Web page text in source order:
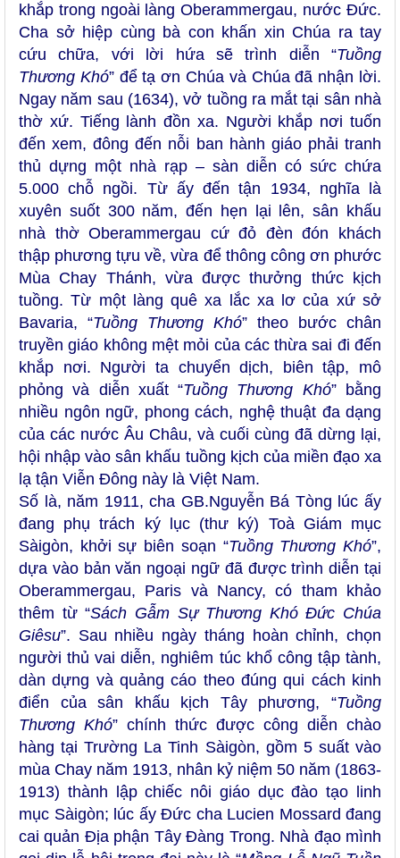
khắp trong ngoài làng Oberammergau, nước Đức.
Cha sở hiệp cùng bà con khấn xin Chúa ra tay
cứu chữa, với lời hứa sẽ trình diễn “Tuồng
Thương Khó” để tạ ơn Chúa và Chúa đã nhận lời.
Ngay năm sau (1634), vở tuồng ra mắt tại sân nhà
thờ xứ. Tiếng lành đồn xa. Người khắp nơi tuốn
đến xem, đông đến nỗi ban hành giáo phải tranh
thủ dựng một nhà rạp – sàn diễn có sức chứa
5.000 chỗ ngồi. Từ ấy đến tận 1934, nghĩa là
xuyên suốt 300 năm, đến hẹn lại lên, sân khấu
nhà thờ Oberammergau cứ đỏ đèn đón khách
thập phương tựu về, vừa để thông công ơn phước
Mùa Chay Thánh, vừa được thưởng thức kịch
tuồng. Từ một làng quê xa lắc xa lơ của xứ sở
Bavaria, “Tuồng Thương Khó” theo bước chân
truyền giáo không mệt mỏi của các thừa sai đi đến
khắp nơi. Người ta chuyển dịch, biên tập, mô
phỏng và diễn xuất “Tuồng Thương Khó” bằng
nhiều ngôn ngữ, phong cách, nghệ thuật đa dạng
của các nước Âu Châu, và cuối cùng đã dừng lại,
hội nhập vào sân khấu tuồng kịch của miền đạo xa
lạ tận Viễn Đông này là Việt Nam.
Số là, năm 1911, cha GB.Nguyễn Bá Tòng lúc ấy
đang phụ trách ký lục (thư ký) Toà Giám mục
Sàigòn, khởi sự biên soạn “Tuồng Thương Khó”,
dựa vào bản văn ngoại ngữ đã được trình diễn tại
Oberammergau, Paris và Nancy, có tham khảo
thêm từ “Sách Gẫm Sự Thương Khó Đức Chúa
Giêsu”. Sau nhiều ngày tháng hoàn chỉnh, chọn
người thủ vai diễn, nghiêm túc khổ công tập tành,
dàn dựng và quảng cáo theo đúng qui cách kinh
điển của sân khấu kịch Tây phương, “Tuồng
Thương Khó” chính thức được công diễn chào
hàng tại Trường La Tinh Sàigòn, gồm 5 suất vào
mùa Chay năm 1913, nhân kỷ niệm 50 năm (1863-
1913) thành lập chiếc nôi giáo dục đào tạo linh
mục Sàigòn; lúc ấy Đức cha Lucien Mossard đang
cai quản Địa phận Tây Đàng Trong. Nhà đạo mình